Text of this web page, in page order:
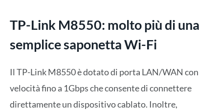
TP-Link M8550: molto più di una
semplice saponetta Wi-Fi
Il TP-Link M8550 è dotato di porta LAN/WAN con
velocità fino a 1Gbps che consente di connettere
direttamente un dispositivo cablato. Inoltre,